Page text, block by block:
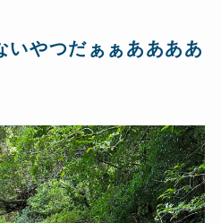
いやつだぁぁああああ